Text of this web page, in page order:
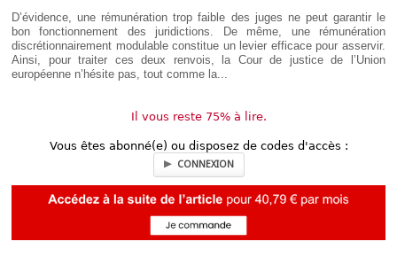
D’évidence, une rémunération trop faible des juges ne peut garantir le
bon fonctionnement des juridictions. De même, une rémunération
discrétionnairement modulable constitue un levier efficace pour asservir.
Ainsi, pour traiter ces deux renvois, la Cour de justice de l’Union
européenne n’hésite pas, tout comme la...
Il vous reste 75% à lire.
Vous êtes abonné(e) ou disposez de codes d'accès :
CONNEXION